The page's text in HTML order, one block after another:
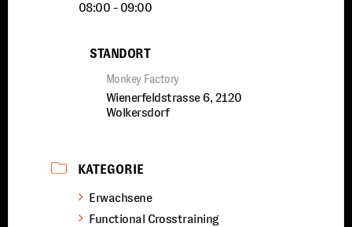
08:00 - 09:00
STANDORT
Monkey Factory
Wienerfeldstrasse 6, 2120
Wolkersdorf
KATEGORIE
Erwachsene
Functional Crosstraining